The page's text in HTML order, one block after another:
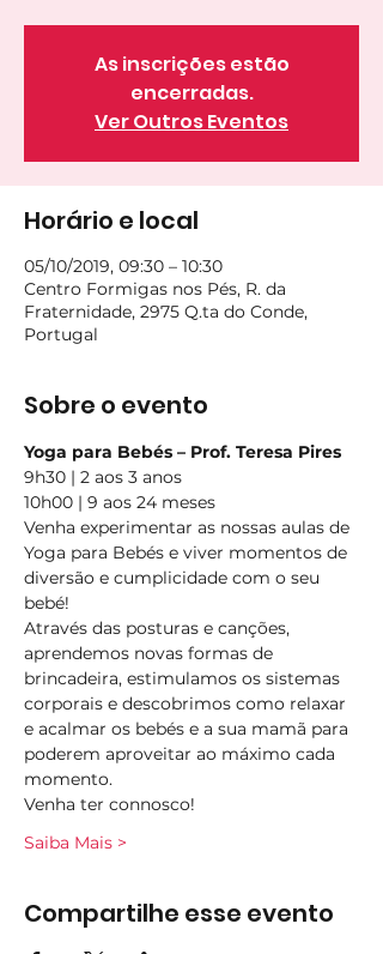
As inscrições estão
encerradas.
Ver Outros Eventos
Horário e local
05/10/2019, 09:30 – 10:30
Centro Formigas nos Pés, R. da
Fraternidade, 2975 Q.ta do Conde,
Portugal
Sobre o evento
Yoga para Bebés – Prof. Teresa Pires
9h30 | 2 aos 3 anos
10h00 | 9 aos 24 meses
Venha experimentar as nossas aulas de
Yoga para Bebés e viver momentos de
diversão e cumplicidade com o seu
bebé!
Através das posturas e canções,
aprendemos novas formas de
brincadeira, estimulamos os sistemas
corporais e descobrimos como relaxar
e acalmar os bebés e a sua mamã para
poderem aproveitar ao máximo cada
momento.
Venha ter connosco!
Saiba Mais >
Compartilhe esse evento